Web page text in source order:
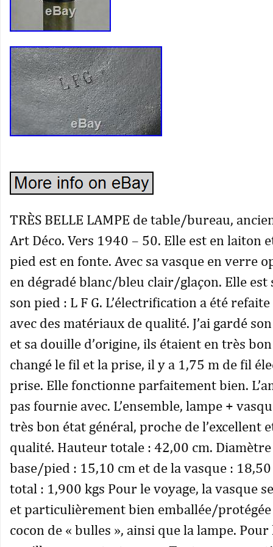
TRÈS BELLE LAMPE de table/bureau,
Art Déco. Vers 1940 – 50. Elle est en laiton
pied est en fonte. Avec sa vasque en verre
en dégradé blanc/bleu clair/glaçon. Elle est
son pied : L F G. L’électrification a été
avec des matériaux de qualité. J’ai gardé
et sa douille d’origine, ils étaient en très bon
changé le fil et la prise, il y a 1,75 m de fil
prise. Elle fonctionne parfaitement bien.
pas fournie avec. L’ensemble, lampe +
très bon état général, proche de l’excellent
qualité. Hauteur totale : 42,00 cm. Diamètre
base/pied : 15,10 cm et de la vasque :
total : 1,900 kgs Pour le voyage, la vasque
et particulièrement bien emballée/
cocon de « bulles », ainsi que la lampe. Pour